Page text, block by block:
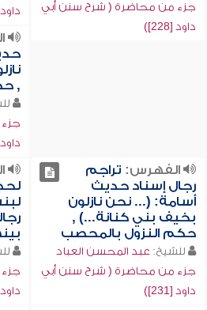
جزء من محاضرة ( شرح سنن أبي
داود [228])
داود
,
داود
الفهرس: تراجم
رجال إسناد حديث
أسامة: (... نحن نازلون
بخيف بني كنانة...) ,
حكم النزول بالمحصب
للشيخ: عبد المحسن العباد
جزء من محاضرة ( شرح سنن أبي
داود [231])
داود